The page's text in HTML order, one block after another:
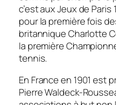
c’est aux Jeux de
pour la première fois
britannique Charlotte
la première
tennis.
En France en 1901 est
Pierre Waldeck-